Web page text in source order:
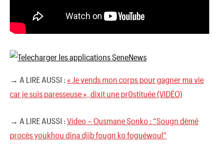
→ A LIRE AUSSI : « Je vends mon corps pour gagner ma vie
car je suis paresseuse », dixit une pr0stituée (VIDÉO)
→ A LIRE AUSSI : Video – Ousmane Sonko : “Sougn démé
procès youkhou dina djib fougn ko foguéwoul”